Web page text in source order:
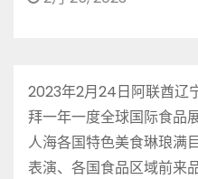
2023年2月24日阿联酋辽
拜一年一度全球国际食品
人海各国特色美食琳琅满
表演、各国食品区域前来